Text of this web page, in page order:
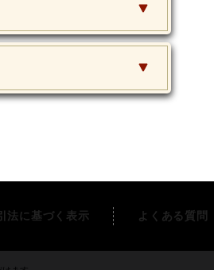
法に基づく表示 よくある質問